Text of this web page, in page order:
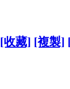
[收藏] [複製]